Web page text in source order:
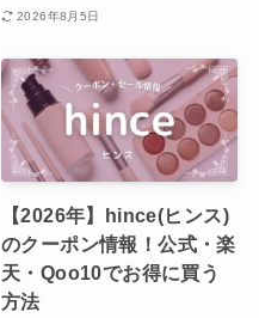
2026年8月5日
【2026年】hince(ヒンス)
のクーポン情報！公式・楽
天・Qoo10でお得に買う
方法